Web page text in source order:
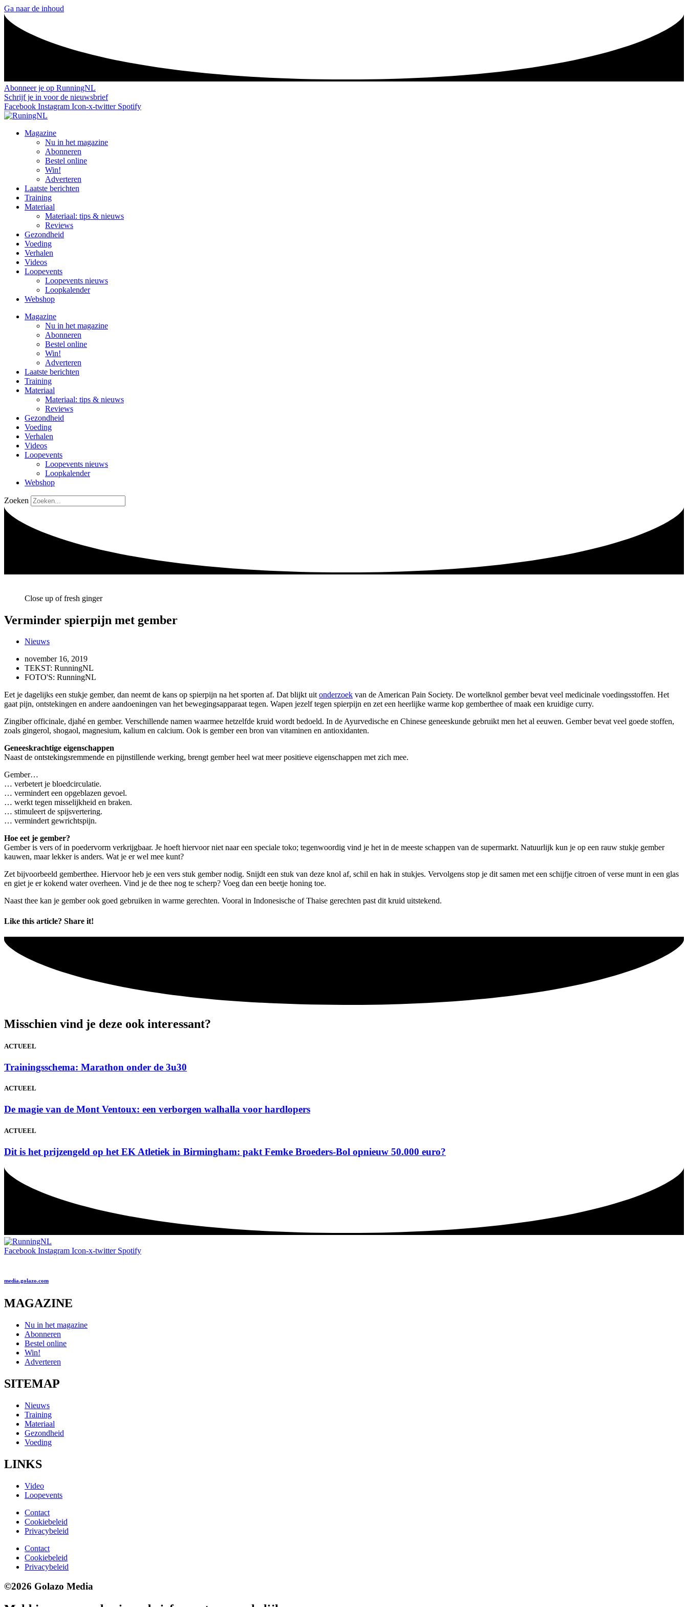
Ga naar de inhoud
Abonneer je op RunningNL
Schrijf je in voor de nieuwsbrief
Facebook Instagram Icon-x-twitter Spotify
Magazine
Nu in het magazine
Abonneren
Bestel online
Win!
Adverteren
Laatste berichten
Training
Materiaal
Materiaal: tips & nieuws
Reviews
Gezondheid
Voeding
Verhalen
Videos
Loopevents
Loopevents nieuws
Loopkalender
Webshop
Magazine
Nu in het magazine
Abonneren
Bestel online
Win!
Adverteren
Laatste berichten
Training
Materiaal
Materiaal: tips & nieuws
Reviews
Gezondheid
Voeding
Verhalen
Videos
Loopevents
Loopevents nieuws
Loopkalender
Webshop
Zoeken
Close up of fresh ginger
Verminder spierpijn met gember
Nieuws
november 16, 2019
TEKST: RunningNL
FOTO'S: RunningNL
Eet je dagelijks een stukje gember, dan neemt de kans op spierpijn na het sporten af. Dat blijkt uitonderzoek van de American Pain Society. De wortelknol gember bevat veel medicinale voedingsstoffen. Het
gaat pijn, ontstekingen en andere aandoeningen van het bewegingsapparaat tegen. Wapen jezelf tegen spierpijn en zet een heerlijke warme kop gemberthee of maak een kruidige curry.
Zingiber officinale, djahé en gember. Verschillende namen waarmee hetzelfde kruid wordt bedoeld. In de Ayurvedische en Chinese geneeskunde gebruikt men het al eeuwen. Gember bevat veel goede stoffen,
zoals gingerol, shogaol, magnesium, kalium en calcium. Ook is gember een bron van vitaminen en antioxidanten.
Geneeskrachtige eigenschappen
Naast de ontstekingsremmende en pijnstillende werking, brengt gember heel wat meer positieve eigenschappen met zich mee.
Gember…
… verbetert je bloedcirculatie.
… vermindert een opgeblazen gevoel.
… werkt tegen misselijkheid en braken.
… stimuleert de spijsvertering.
… vermindert gewrichtspijn.
Hoe eet je gember?
Gember is vers of in poedervorm verkrijgbaar. Je hoeft hiervoor niet naar een speciale toko; tegenwoordig vind je het in de meeste schappen van de supermarkt. Natuurlijk kun je op een rauw stukje gember
kauwen, maar lekker is anders. Wat je er wel mee kunt?
Zet bijvoorbeeld gemberthee. Hiervoor heb je een vers stuk gember nodig. Snijdt een stuk van deze knol af, schil en hak in stukjes. Vervolgens stop je dit samen met een schijfje citroen of verse munt in een glas
en giet je er kokend water overheen. Vind je de thee nog te scherp? Voeg dan een beetje honing toe.
Naast thee kan je gember ook goed gebruiken in warme gerechten. Vooral in Indonesische of Thaise gerechten past dit kruid uitstekend.
Like this article? Share it!
Misschien vind je deze ook interessant?
ACTUEEL
Trainingsschema: Marathon onder de 3u30
ACTUEEL
De magie van de Mont Ventoux: een verborgen walhalla voor hardlopers
ACTUEEL
Dit is het prijzengeld op het EK Atletiek in Birmingham: pakt Femke Broeders-Bol opnieuw 50.000 euro?
Facebook Instagram Icon-x-twitter Spotify
media.golazo.com
MAGAZINE
Nu in het magazine
Abonneren
Bestel online
Win!
Adverteren
SITEMAP
Nieuws
Training
Materiaal
Gezondheid
Voeding
LINKS
Video
Loopevents
Contact
Cookiebeleid
Privacybeleid
Contact
Cookiebeleid
Privacybeleid
©2026 Golazo Media